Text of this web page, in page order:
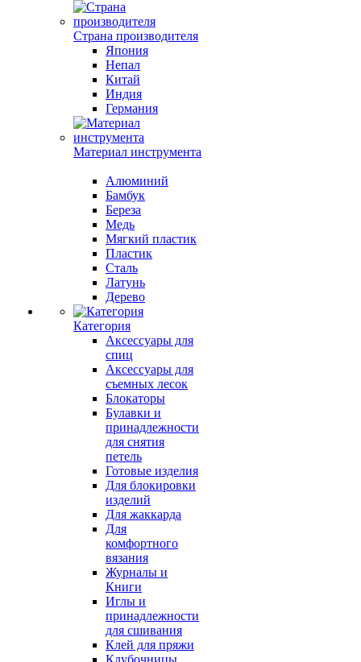
Страна производителя
Япония
Непал
Китай
Индия
Германия
Материал инструмента
Алюминий
Бамбук
Береза
Медь
Мягкий пластик
Пластик
Сталь
Латунь
Дерево
Категория
Аксессуары для
спиц
Аксессуары для
съемных лесок
Блокаторы
Булавки и
принадлежности
для снятия
петель
Готовые изделия
Для блокировки
изделий
Для жаккарда
Для
комфортного
вязания
Журналы и
Книги
Иглы и
принадлежности
для сшивания
Клей для пряжи
Клубочницы